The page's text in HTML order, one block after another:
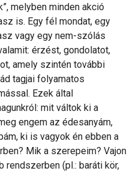
melyben minden akció
is. Egy fél mondat, egy
vagy egy nem-szólás
érzést, gondolatot,
amely szintén további
tagjai folyamatos
Ezek által
mit váltok ki a
engem az édesanyám,
ki is vagyok én ebben a
Mik a szerepeim? Vajon
(pl.: baráti kör,